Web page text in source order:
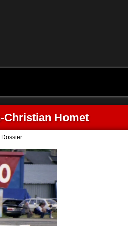
Christian Homet
Dossier